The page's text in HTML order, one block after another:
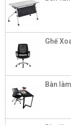
Ghế
Bàn